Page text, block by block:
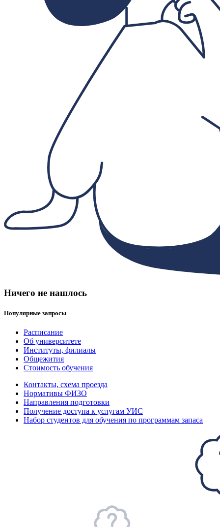
Ничего не нашлось
Популярные запросы
Расписание
Об университете
Институты, филиалы
Общежития
Стоимость обучения
Контакты, схема проезда
Нормативы ФИЗО
Направления подготовки
Получение доступа к услугам УИС
Набор студентов для обучения по программам запаса